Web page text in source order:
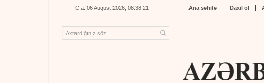
C.a. 06 Auqust 2026, 08:38:21 Ana səhifə Daxil ol